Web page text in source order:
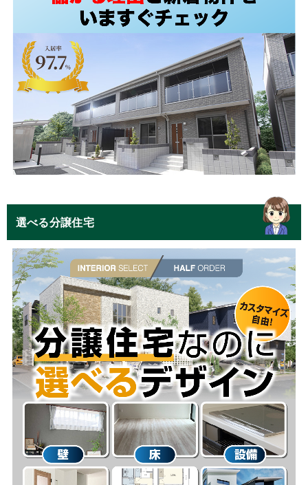
選べる分譲住宅